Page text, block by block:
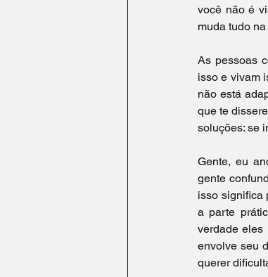
você não é
muda tudo
As pessoas
isso e vivam
não está
que te
soluções: se
Gente, eu
gente
isso significa
a parte
verdade eles
envolve seu
querer